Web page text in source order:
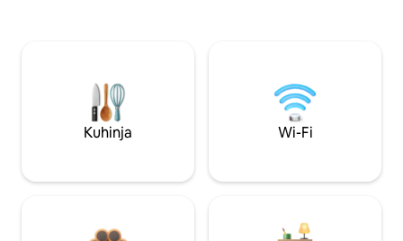
Kuhinja Wi-Fi